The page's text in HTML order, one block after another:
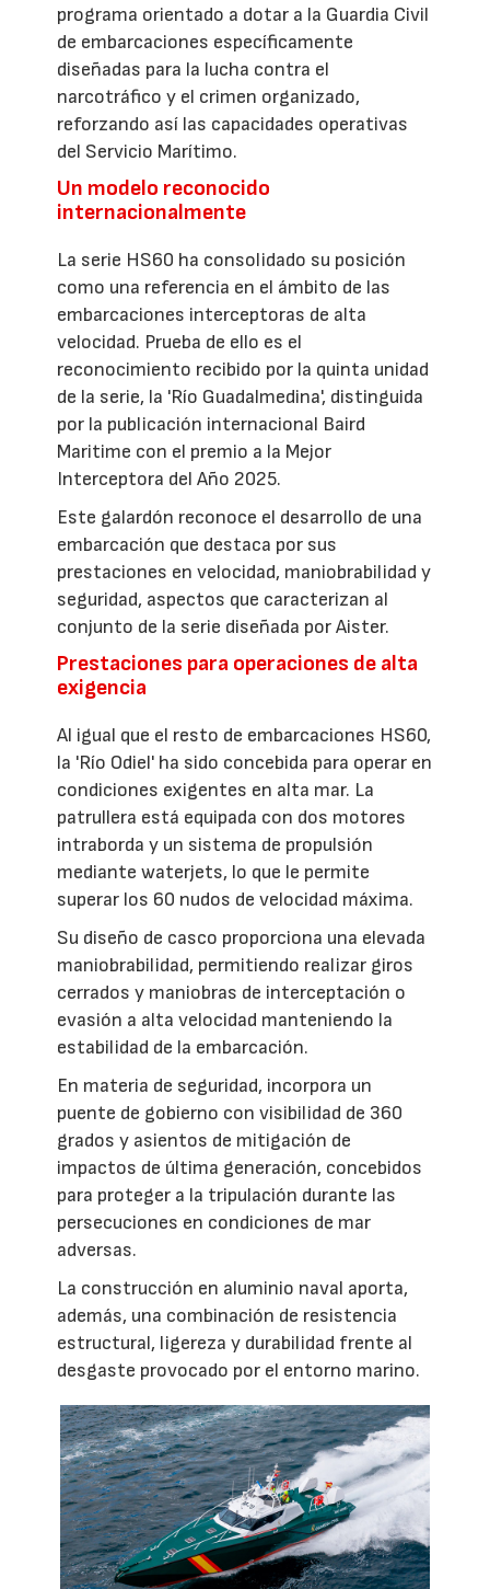
programa orientado a dotar a la Guardia Civil
de embarcaciones específicamente
diseñadas para la lucha contra el
narcotráfico y el crimen organizado,
reforzando así las capacidades operativas
del Servicio Marítimo.
Un modelo reconocido
internacionalmente
La serie HS60 ha consolidado su posición
como una referencia en el ámbito de las
embarcaciones interceptoras de alta
velocidad. Prueba de ello es el
reconocimiento recibido por la quinta unidad
de la serie, la 'Río Guadalmedina', distinguida
por la publicación internacional Baird
Maritime con el premio a la Mejor
Interceptora del Año 2025.
Este galardón reconoce el desarrollo de una
embarcación que destaca por sus
prestaciones en velocidad, maniobrabilidad y
seguridad, aspectos que caracterizan al
conjunto de la serie diseñada por Aister.
Prestaciones para operaciones de alta
exigencia
Al igual que el resto de embarcaciones HS60,
la 'Río Odiel' ha sido concebida para operar en
condiciones exigentes en alta mar. La
patrullera está equipada con dos motores
intraborda y un sistema de propulsión
mediante waterjets, lo que le permite
superar los 60 nudos de velocidad máxima.
Su diseño de casco proporciona una elevada
maniobrabilidad, permitiendo realizar giros
cerrados y maniobras de interceptación o
evasión a alta velocidad manteniendo la
estabilidad de la embarcación.
En materia de seguridad, incorpora un
puente de gobierno con visibilidad de 360
grados y asientos de mitigación de
impactos de última generación, concebidos
para proteger a la tripulación durante las
persecuciones en condiciones de mar
adversas.
La construcción en aluminio naval aporta,
además, una combinación de resistencia
estructural, ligereza y durabilidad frente al
desgaste provocado por el entorno marino.